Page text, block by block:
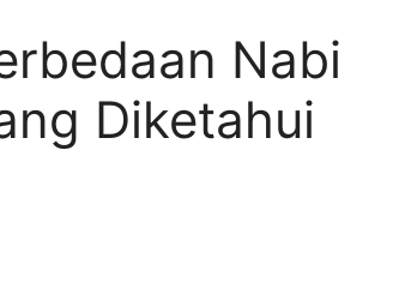
Nabi
Diketahui